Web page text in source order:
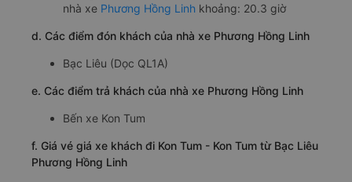
nhà xe Phương Hồng Linh khoảng: 20.3 giờ
d. Các điểm đón khách của nhà xe Phương Hồng Linh
Bạc Liêu (Dọc QL1A)
e. Các điểm trả khách của nhà xe Phương Hồng Linh
Bến xe Kon Tum
f. Giá vé giá xe khách đi Kon Tum - Kon Tum từ Bạc Liêu
Phương Hồng Linh